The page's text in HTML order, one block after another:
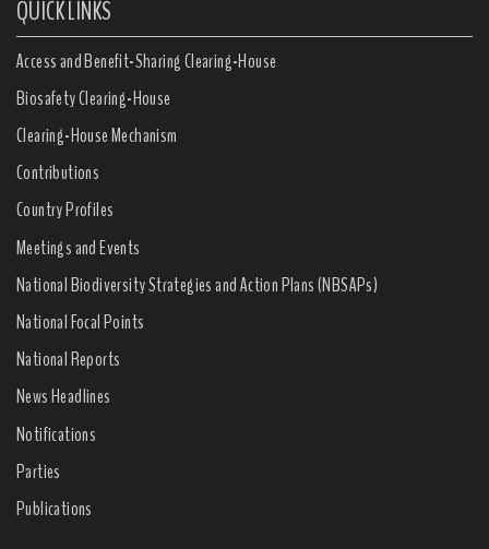
QUICK LINKS
Access and Benefit-Sharing Clearing-House
Biosafety Clearing-House
Clearing-House Mechanism
Contributions
Country Profiles
Meetings and Events
National Biodiversity Strategies and Action Plans (NBSAPs)
National Focal Points
National Reports
News Headlines
Notifications
Parties
Publications